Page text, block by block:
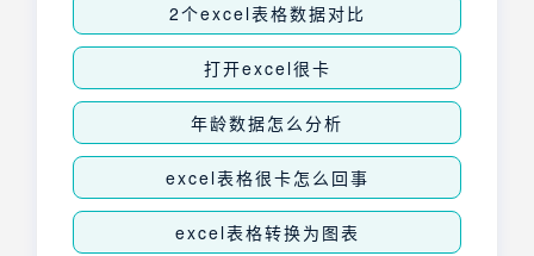
2个excel表格数据对比
打开excel很卡
年龄数据怎么分析
excel表格很卡怎么回事
excel表格转换为图表